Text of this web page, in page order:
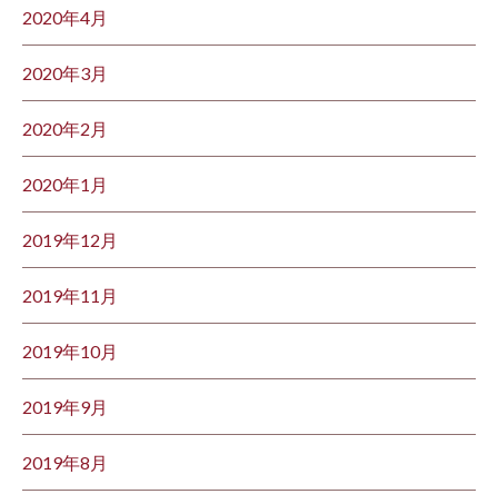
2020年4月
2020年3月
2020年2月
2020年1月
2019年12月
2019年11月
2019年10月
2019年9月
2019年8月